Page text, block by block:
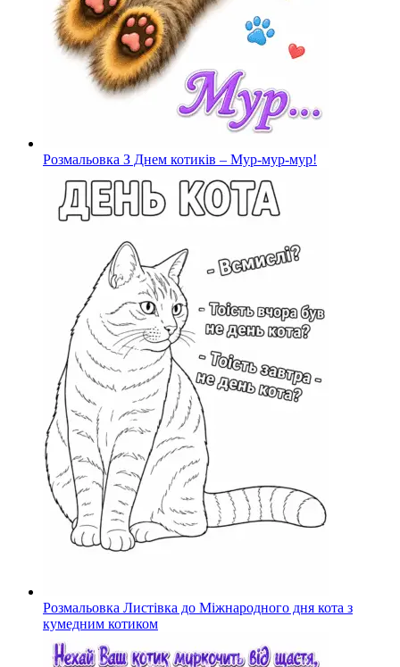
Розмальовка З Днем котиків – Мур-мур-мур!
Розмальовка Листівка до Міжнародного дня кота з
кумедним котиком